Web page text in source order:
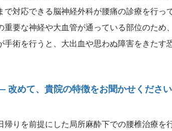
で対応できる脳神経外科が腰痛の診療を行っ
重要な神経や大血管が通っている部位のため
手術を行うと、大出血や思わぬ障害をきたす
改めて、貴院の特徴をお聞かせください
帰りを前提にした局所麻酔下での腰椎治療を